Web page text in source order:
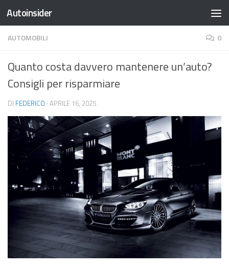
Salta al contenuto
Autoinsider
AUTOMOBILI 0
Quanto costa davvero mantenere un’auto?
Consigli per risparmiare
DI FEDERICO · APRILE 16, 2025